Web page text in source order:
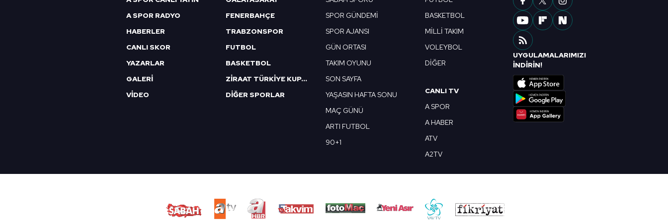
A SPOR RADYO
HABERLER
CANLI SKOR
YAZARLAR
GALERİ
VİDEO
FENERBAHÇE
TRABZONSPOR
FUTBOL
BASKETBOL
ZİRAAT TÜRKİYE KUPASI
DİĞER SPORLAR
SPOR GÜNDEMİ
SPOR AJANSI
GÜN ORTASI
TAKIM OYUNU
SON SAYFA
YAŞASIN HAFTA SONU
MAÇ GÜNÜ
ARTI FUTBOL
90+1
BASKETBOL
MİLLİ TAKIM
VOLEYBOL
DİĞER
CANLI TV
A SPOR
A HABER
ATV
A2TV
UYGULAMALARIMIZI
İNDİRİN!